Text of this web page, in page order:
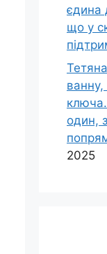
єдина
що у
ключа.
один,
2025